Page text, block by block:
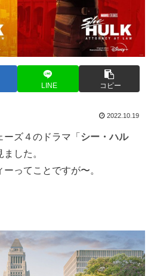
LINE コピー
2022.10.19
ズ４のドラマ「 シー・ハル
ました。
ってことですが〜。